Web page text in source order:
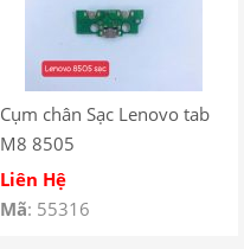
Cụm chân Sạc Lenovo tab
M8 8505
Liên Hệ
Mã: 55316